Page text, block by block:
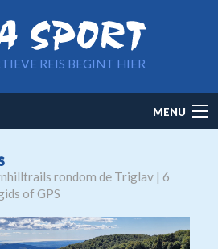
REIS BEGINT HIER
MENU
rondom de Triglav | 6
of GPS